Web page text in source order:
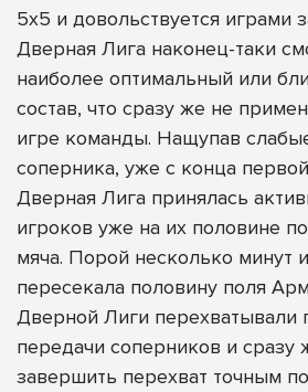
5х5 и довольствуется играми
Дверная Лига наконец-таки
наиболее оптимальный или
состав, что сразу же не
игре команды. Нащупав
соперника, уже с конца
Дверная Лига принялась
игроков уже на их половине
мяча. Порой несколько минут
пересекала половину поля
Дверной Лиги перехватывали
передачи соперников и сразу
завершить перехват точным